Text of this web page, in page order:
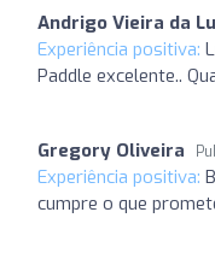
Andrigo Vieira da
Experiência positiva:
Paddle excelente..
Gregory Oliveira
Experiência positiva:
cumpre o que